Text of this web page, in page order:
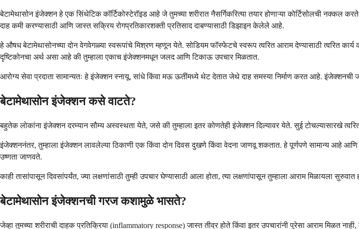
बेटामेथासोन इंजेक्शन हे एक सिंथेटिक कॉर्टिकोस्टेरॉइड आहे जे तुमच्या शरीरात नैसर्गिकरित्या तयार होणाऱ्या कोर्टिसोलची नक्कल
दाह कमी करण्यासाठी आणि जास्त सक्रिय रोगप्रतिकारशक्ती प्रतिसाद दाबण्यासाठी डिझाइन केलेले आहे.
हे औषध बेटामेथासोनच्या दोन वेगवेगळ्या स्वरूपांचे मिश्रण म्हणून येते. सोडियम फॉस्फेटचे स्वरूप त्वरित आराम देण्यासाठी त्वरित
दृष्टिकोनचा अर्थ असा आहे की तुम्हाला एकाच इंजेक्शनमधून जलद आणि टिकाऊ उपचार मिळतात.
आरोग्य सेवा प्रदाता सामान्यतः हे इंजेक्शन स्नायू, सांधे किंवा मऊ ऊतींमध्ये थेट देतात जेथे दाह समस्या निर्माण करत आहे. इंजेक्शनची
बेटामेथासोन इंजेक्शन कसे वाटते?
बहुतेक लोकांना इंजेक्शन दरम्यान सौम्य अस्वस्थता येते, जसे की तुम्हाला इतर कोणतेही इंजेक्शन दिल्यावर येते. सुई टोचल्यासारखे
इंजेक्शननंतर, तुम्हाला इंजेक्शन लावलेल्या ठिकाणी एक किंवा दोन दिवस दुखणे किंवा वेदना जाणवू शकतात. हे पूर्णपणे सामान्य आहे आणि
उष्णता जाणवते.
काही तासांपासून दिवसांपर्यंत, ज्या लक्षणांसाठी तुम्ही उपचार घेण्यासाठी आला होता, त्या लक्षणांपासून तुम्हाला आराम मिळायला
बेटामेथासोन इंजेक्शनची गरज कशामुळे भासते?
जेव्हा तुमच्या शरीराची दाहक प्रतिक्रिया (inflammatory response) जास्त तीव्र होते किंवा इतर उपचारांनी पुरेसा आराम मिळत